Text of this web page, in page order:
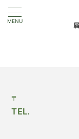
MENU
〒
TEL.